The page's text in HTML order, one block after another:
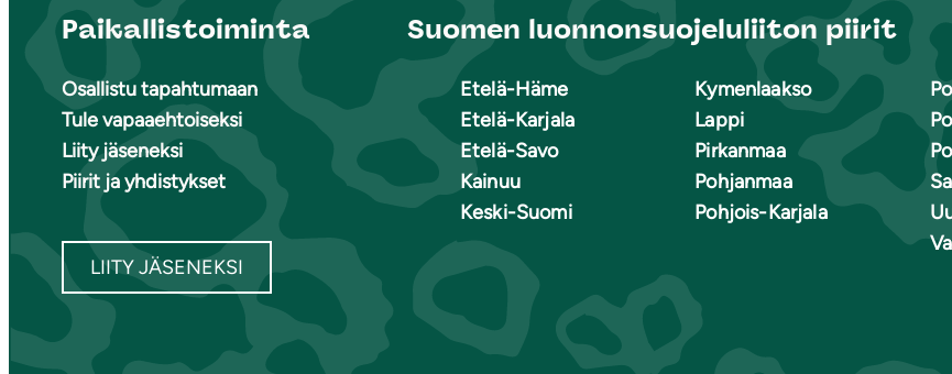
Paikallistoiminta
Osallistu tapahtumaan
Tule vapaaehtoiseksi
Liity jäseneksi
Piirit ja yhdistykset
LIITY JÄSENEKSI
Suomen luonnonsuojeluliiton piirit
Etelä-Häme
Etelä-Karjala
Etelä-Savo
Kainuu
Keski-Suomi
Kymenlaakso
Lappi
Pirkanmaa
Pohjanmaa
Pohjois-Karjala